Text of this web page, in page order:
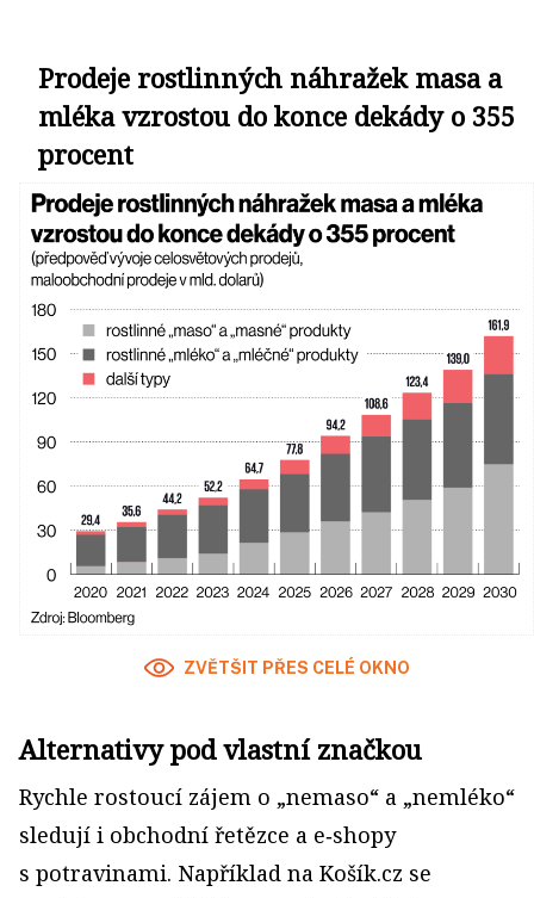
Prodeje rostlinných náhražek masa a
mléka vzrostou do konce dekády o 355
procent
ZVĚTŠIT PŘES CELÉ OKNO
Alternativy pod vlastní značkou
Rychle rostoucí zájem o „nemaso“ a „nemléko“
sledují i obchodní řetězce a e‑shopy
s potravinami. Například na Košík.cz se